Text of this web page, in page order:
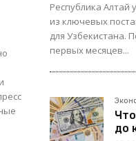
Республика Алтай
из ключевых
для Узбекистана.
первых месяцев...
до